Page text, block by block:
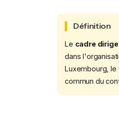
Définition
Le cadre
dans
Luxembourg, le
commun du